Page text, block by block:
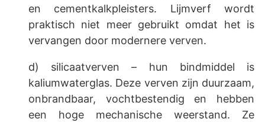
en cementkalkpleisters. Lijmverf wordt
praktisch niet meer gebruikt omdat het is
vervangen door modernere verven.
d) silicaatverven – hun bindmiddel is
kaliumwaterglas. Deze verven zijn duurzaam,
onbrandbaar, vochtbestendig en hebben
een hoge mechanische weerstand. Ze